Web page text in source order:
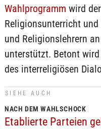
Wahlprogramm wird
Religionsunterricht
und Religionslehrern
unterstützt. Betont
des interreligiösen
SIEHE AUCH
NACH DEM WAHLSCHOCK
Etablierte Parteien